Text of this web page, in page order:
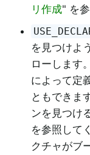
リ作成" を
を見つけよ
ローします
によって定
ともできま
ンを見つけ
を参照して
クチャがブ